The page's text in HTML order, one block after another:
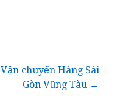
Vận chuyển Hàng Sài
Gòn Vũng Tàu →